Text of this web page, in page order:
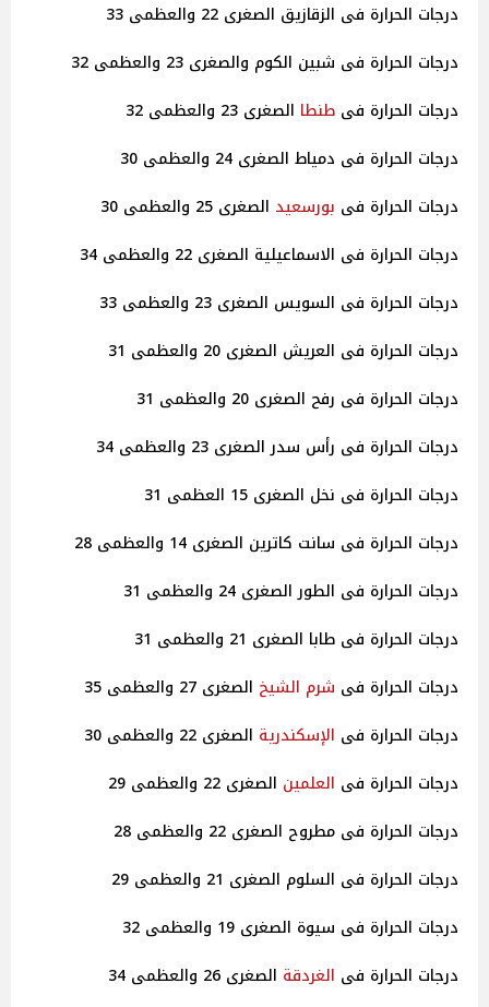
درجات الحرارة فى الزقازيق الصغرى 22 والعظمى 33
درجات الحرارة فى شبين الكوم والصغرى 23 والعظمى 32
درجات الحرارة فى طنطا الصغرى 23 والعظمى 32
درجات الحرارة فى دمياط الصغرى 24 والعظمى 30
درجات الحرارة فى بورسعيد الصغرى 25 والعظمى 30
درجات الحرارة فى الاسماعيلية الصغرى 22 والعظمى 34
درجات الحرارة فى السويس الصغرى 23 والعظمى 33
درجات الحرارة فى العريش الصغرى 20 والعظمى 31
درجات الحرارة فى رفح الصغرى 20 والعظمى 31
درجات الحرارة فى رأس سدر الصغرى 23 والعظمى 34
درجات الحرارة فى نخل الصغرى 15 العظمى 31
درجات الحرارة فى سانت كاترين الصغرى 14 والعظمى 28
درجات الحرارة فى الطور الصغرى 24 والعظمى 31
درجات الحرارة فى طابا الصغرى 21 والعظمى 31
درجات الحرارة فى شرم الشيخ الصغرى 27 والعظمى 35
درجات الحرارة فى الإسكندرية الصغرى 22 والعظمى 30
درجات الحرارة فى العلمين الصغرى 22 والعظمى 29
درجات الحرارة فى مطروح الصغرى 22 والعظمى 28
درجات الحرارة فى السلوم الصغرى 21 والعظمى 29
درجات الحرارة فى سيوة الصغرى 19 والعظمى 32
درجات الحرارة فى الغردقة الصغرى 26 والعظمى 34